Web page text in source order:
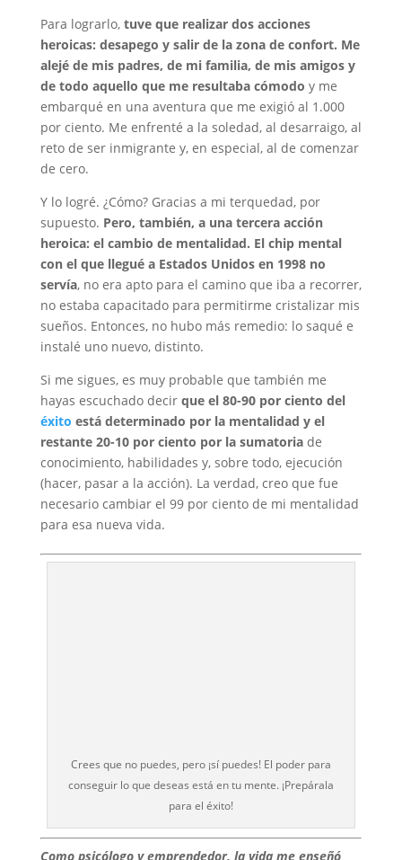
Para lograrlo, tuve que realizar dos acciones
heroicas: desapego y salir de la zona de confort. Me
alejé de mis padres, de mi familia, de mis amigos y
de todo aquello que me resultaba cómodo y me
embarqué en una aventura que me exigió al 1.000
por ciento. Me enfrenté a la soledad, al desarraigo, al
reto de ser inmigrante y, en especial, al de comenzar
de cero.
Y lo logré. ¿Cómo? Gracias a mi terquedad, por
supuesto. Pero, también, a una tercera acción
heroica: el cambio de mentalidad. El chip mental
con el que llegué a Estados Unidos en 1998 no
servía, no era apto para el camino que iba a recorrer,
no estaba capacitado para permitirme cristalizar mis
sueños. Entonces, no hubo más remedio: lo saqué e
instalé uno nuevo, distinto.
Si me sigues, es muy probable que también me
hayas escuchado decir que el 80-90 por ciento del
éxito está determinado por la mentalidad y el
restante 20-10 por ciento por la sumatoriade
conocimiento, habilidades y, sobre todo, ejecución
(hacer, pasar a la acción). La verdad, creo que fue
necesario cambiar el 99 por ciento de mi mentalidad
para esa nueva vida.
Crees que no puedes, pero ¡sí puedes! El poder para
conseguir lo que deseas está en tu mente. ¡Prepárala
para el éxito!
Como psicólogo y emprendedor, la vida me enseñó